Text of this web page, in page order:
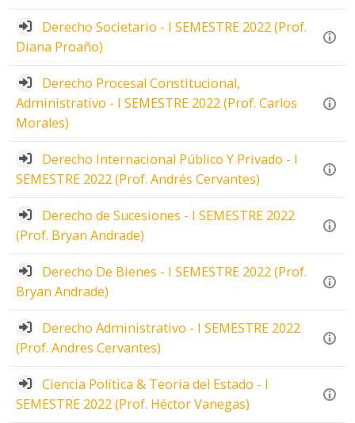
Derecho Societario - I SEMESTRE 2022 (Prof.
Diana Proaño)
Derecho Procesal Constitucional,
Administrativo - I SEMESTRE 2022 (Prof. Carlos
Morales)
Derecho Internacional Público Y Privado - I
SEMESTRE 2022 (Prof. Andrés Cervantes)
Derecho de Sucesiones - I SEMESTRE 2022
(Prof. Bryan Andrade)
Derecho De Bienes - I SEMESTRE 2022 (Prof.
Bryan Andrade)
Derecho Administrativo - I SEMESTRE 2022
(Prof. Andres Cervantes)
Ciencia Política & Teoría del Estado - I
SEMESTRE 2022 (Prof. Héctor Vanegas)